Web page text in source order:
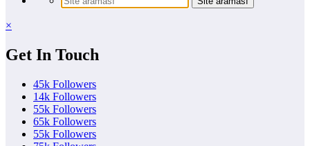
×
Get In Touch
45k Followers
14k Followers
55k Followers
65k Followers
55k Followers